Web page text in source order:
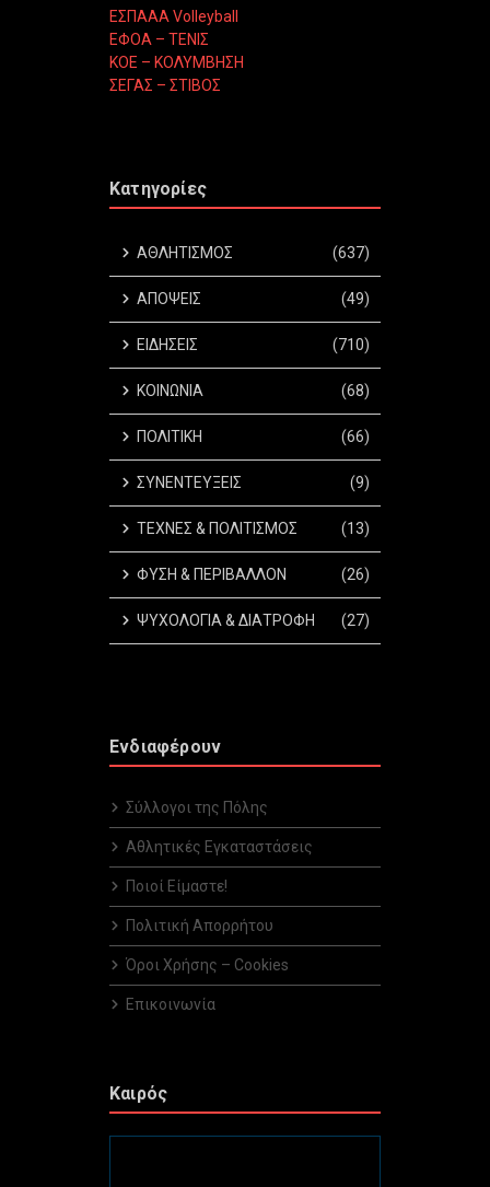
ΕΣΠΑΑΑ Volleyball
ΕΦΟΑ – ΤΕΝΙΣ
ΚΟΕ – ΚΟΛΥΜΒΗΣΗ
ΣΕΓΑΣ – ΣΤΙΒΟΣ
Κατηγορίες
ΑΘΛΗΤΙΣΜΟΣ (637)
ΑΠΟΨΕΙΣ (49)
ΕΙΔΗΣΕΙΣ (710)
ΚΟΙΝΩΝΙΑ (68)
ΠΟΛΙΤΙΚΗ (66)
ΣΥΝΕΝΤΕΥΞΕΙΣ (9)
ΤΕΧΝΕΣ & ΠΟΛΙΤΙΣΜΟΣ (13)
ΦΥΣΗ & ΠΕΡΙΒΑΛΛΟΝ (26)
ΨΥΧΟΛΟΓΙΑ & ΔΙΑΤΡΟΦΗ (27)
Ενδιαφέρουν
Σύλλογοι της Πόλης
Αθλητικές Εγκαταστάσεις
Ποιοί Είμαστε!
Πολιτική Απορρήτου
Όροι Χρήσης – Cookies
Επικοινωνία
Καιρός